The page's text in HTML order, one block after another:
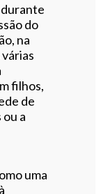
do
na
filhos,
de
a
uma